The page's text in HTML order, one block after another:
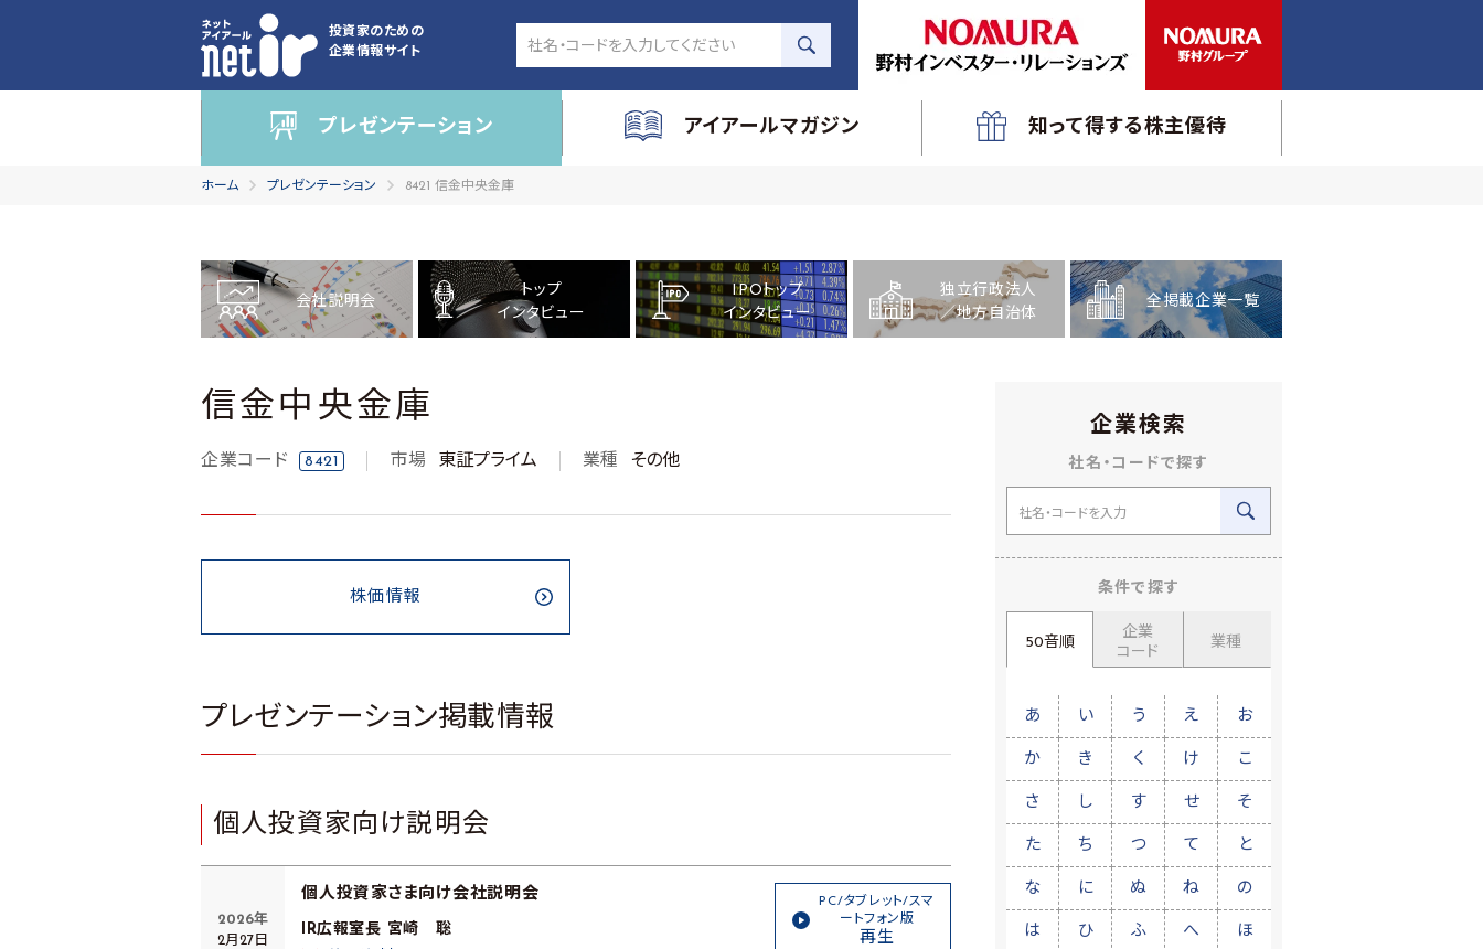
投資家のための
企業情報サイト
プレゼンテーション アイアールマガジン 知って得する株主優待
ホーム プレゼンテーション 8421 信金中央金庫
会社説明会
トップ
インタビュー
IPOトップ
インタビュー
独立行政法人
／地方自治体
全掲載企業一覧
信金中央金庫
企業コード 8421 市場 東証プライム 業種 その他
株価情報
プレゼンテーション掲載情報
個人投資家向け説明会
2026年
2月27日
個人投資家さま向け会社説明会
IR広報室長 宮崎 聡
PC/タブレット/スマ
ートフォン版
再生
企業検索
社名・コードで探す
条件で探す
50音順
企業
コード
業種
あ い う え お
か き く け こ
さ し す せ そ
た ち つ て と
な に ぬ ね の
は ひ ふ へ ほ